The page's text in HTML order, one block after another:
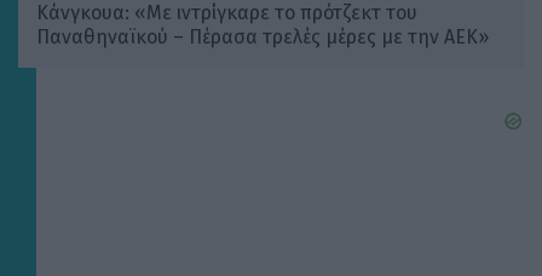
Κάνγκουα: «Με ιντρίγκαρε το πρότζεκτ του
Παναθηναϊκού – Πέρασα τρελές μέρες με την ΑΕΚ»